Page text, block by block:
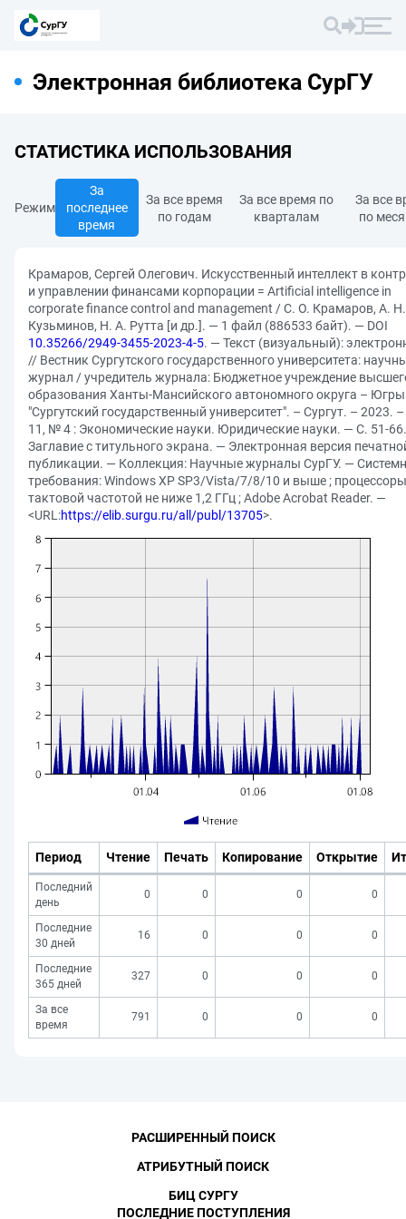
Электронная библиотека СурГУ
СТАТИСТИКА ИСПОЛЬЗОВАНИЯ
Режим
За
последнее
время
За все время
по годам
За все время по
кварталам
За все
по
Крамаров, Сергей Олегович. Искусственный интеллект в
и управлении финансами корпорации = Artificial intelligence in
corporate finance control and management / С. О. Крамаров, А. Н.
Кузьминов, Н. А. Рутта [и др.]. — 1 файл (886533 байт). — DOI
10.35266/2949-3455-2023-4-5. — Текст (визуальный):
// Вестник Сургутского государственного университета:
журнал / учредитель журнала: Бюджетное учреждение
образования Ханты-Мансийского автономного округа – Югры
"Сургутский государственный университет". – Сургут. – 2023. –
11, № 4 : Экономические науки. Юридические науки. — С. 51-
Заглавие с титульного экрана. — Электронная версия
публикации. — Коллекция: Научные журналы СурГУ. —
требования: Windows XP SP3/Vista/7/8/10 и выше ;
тактовой частотой не ниже 1,2 ГГц ; Adobe Acrobat Reader. —
<URL:https://elib.surgu.ru/all/publ/13705>.
Период Чтение Печать Копирование Открытие
Последний
день
0 0 0 0
Последние
30 дней
16 0 0 0
Последние
365 дней
327 0 0 0
За все
время
791 0 0 0
РАСШИРЕННЫЙ ПОИСК
АТРИБУТНЫЙ ПОИСК
БИЦ СУРГУ
ПОСЛЕДНИЕ ПОСТУПЛЕНИЯ